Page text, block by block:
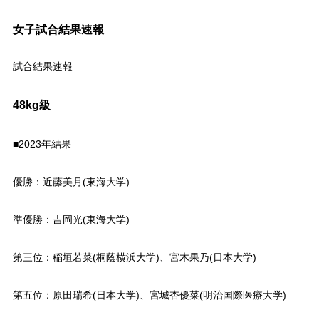
女子試合結果速報
試合結果速報
48kg級
■2023年結果
優勝：近藤美月(東海大学)
準優勝：吉岡光(東海大学)
第三位：稲垣若菜(桐蔭横浜大学)、宮木果乃(日本大学)
第五位：原田瑞希(日本大学)、宮城杏優菜(明治国際医療大学)